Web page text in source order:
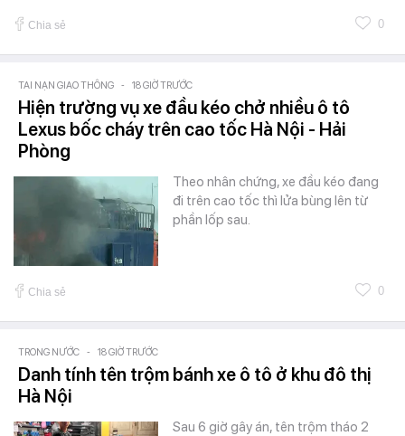
Chia sẻ 0
TAI NẠN GIAO THÔNG - 18 GIỜ TRƯỚC
Hiện trường vụ xe đầu kéo chở nhiều ô tô
Lexus bốc cháy trên cao tốc Hà Nội - Hải
Phòng
Theo nhân chứng, xe đầu kéo đang
đi trên cao tốc thì lửa bùng lên từ
phần lốp sau.
Chia sẻ 0
TRONG NƯỚC - 18 GIỜ TRƯỚC
Danh tính tên trộm bánh xe ô tô ở khu đô thị
Hà Nội
Sau 6 giờ gây án, tên trộm tháo 2